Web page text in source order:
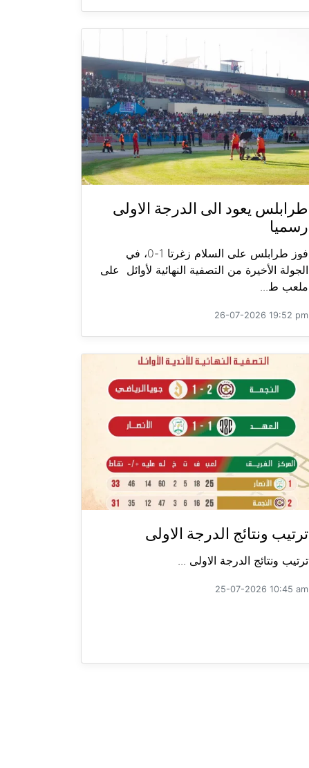
طرابلس يعود الى الدرجة الاولى
رسميا
فوز طرابلس على السلام زغرتا 1-0، في
الجولة الأخيرة من التصفية النهائية لأوائل على
ملعب ط...
26-07-2026 19:52 pm
ترتيب ونتائج الدرجة الاولى
ترتيب ونتائج الدرجة الاولى ...
25-07-2026 10:45 am